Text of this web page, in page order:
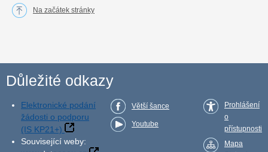
Na začátek stránky
Důležité odkazy
Elektronické podání
žádosti o podporu
(IS KP21+)
Související weby:
Větší šance
Youtube
Prohlášení
o
přístupnosti
Mapa